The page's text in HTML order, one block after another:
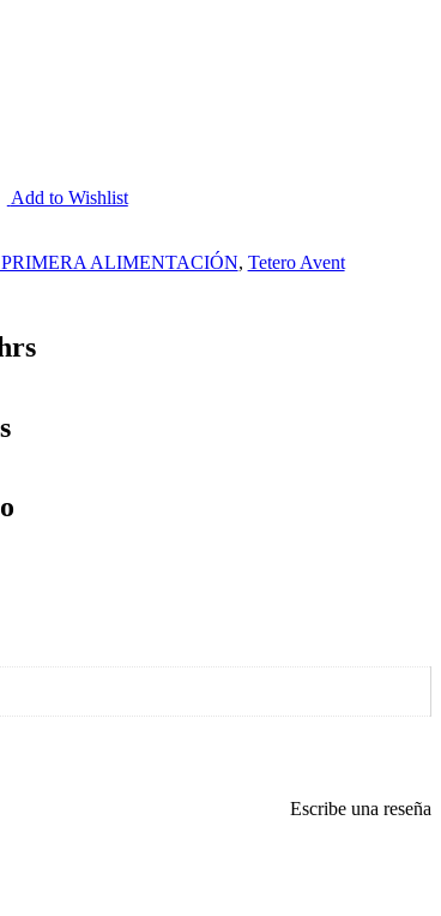
Add to Wishlist
ALIMENTACIÓN, Tetero Avent
Escribe una reseña